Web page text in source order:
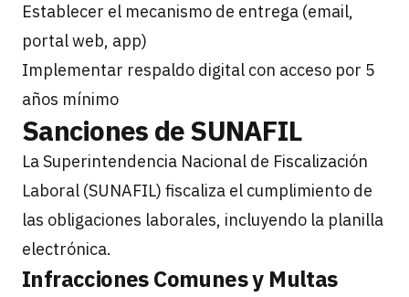
Establecer el mecanismo de entrega (email,
portal web, app)
Implementar respaldo digital con acceso por 5
años mínimo
Sanciones de SUNAFIL
La Superintendencia Nacional de Fiscalización
Laboral (SUNAFIL) fiscaliza el cumplimiento de
las obligaciones laborales, incluyendo la planilla
electrónica.
Infracciones Comunes y Multas